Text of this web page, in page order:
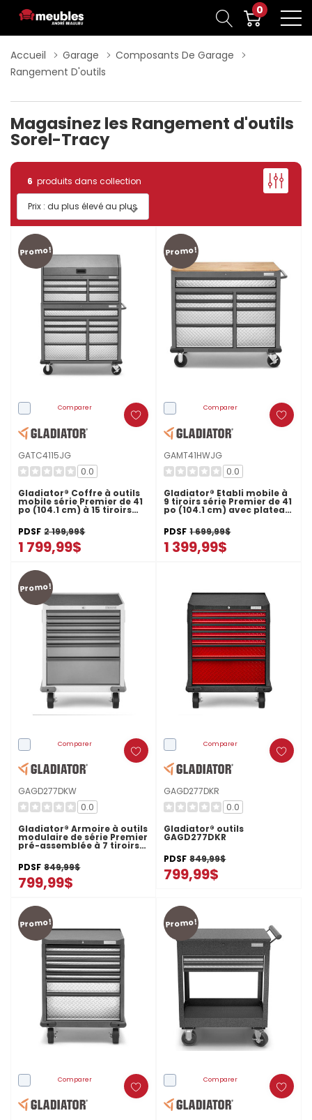
0
Accueil Garage
Composants De Garage
Rangement D'outils
Magasinez les Rangement d'outils
Sorel-Tracy
6 produits dans collection
Promo!
Comparer
GATC4115JG
0.0
Gladiator® Coffre à outils
mobile série Premier de 41
po (104.1 cm) à 15 tiroirs
GATC4115JG
PDSF 2 199,99$
1 799,99$
Promo!
Comparer
GAMT41HWJG
0.0
Gladiator® Établi mobile à
9 tiroirs série Premier de 41
po (104.1 cm) avec plateau
en bois massif
GAMT41HWJG
PDSF 1 699,99$
1 399,99$
Promo!
Comparer
GAGD277DKW
0.0
Gladiator® Armoire à outils
modulaire de série Premier
pré-assemblée à 7 tiroirs
GAGD277DKW
PDSF 849,99$
799,99$
Comparer
GAGD277DKR
0.0
Gladiator® outils
GAGD277DKR
PDSF 849,99$
799,99$
Promo!
Comparer
Promo!
Comparer